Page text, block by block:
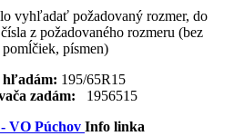
vyhľadať požadovaný rozmer, do
z požadovaného rozmeru (bez
písmen)
195/65R15
zadám: 1956515
- VO Púchov Info linka